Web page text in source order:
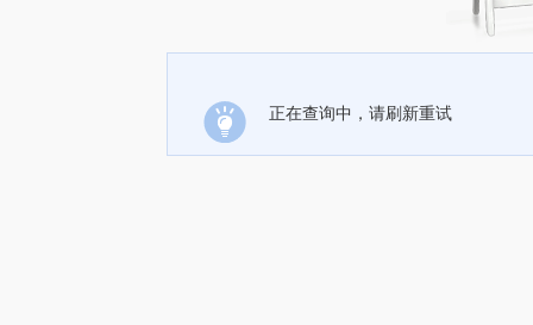
正在查询中，请刷新重试